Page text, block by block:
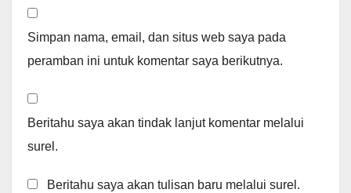
Simpan nama, email, dan situs web saya pada
peramban ini untuk komentar saya berikutnya.
Beritahu saya akan tindak lanjut komentar melalui
surel.
Beritahu saya akan tulisan baru melalui surel.